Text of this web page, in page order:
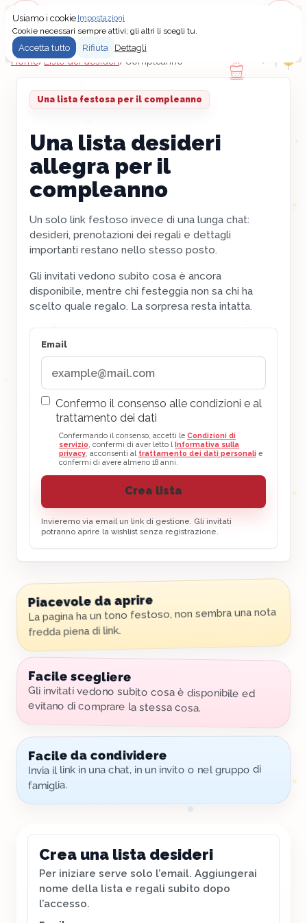
Menu
Home/Liste dei desideri/ Compleanno
Una lista festosa per il compleanno
Una lista desideri
allegra per il
compleanno
Un solo link festoso invece di una lunga chat:
desideri, prenotazioni dei regali e dettagli
importanti restano nello stesso posto.
Gli invitati vedono subito cosa è ancora
disponibile, mentre chi festeggia non sa chi ha
scelto quale regalo. La sorpresa resta intatta.
Email
Confermo il consenso alle condizioni e al
trattamento dei dati
Confermando il consenso, accetti le Condizioni di
servizio , confermi di aver letto l Informativa sulla
privacy , acconsenti al trattamento dei dati personali e
confermi di avere almeno 18 anni.
Crea lista
Invieremo via email un link di gestione. Gli invitati
potranno aprire la wishlist senza registrazione.
Piacevole da aprire
La pagina ha un tono festoso, non sembra una nota
fredda piena di link.
Facile scegliere
Gli invitati vedono subito cosa è disponibile ed
evitano di comprare la stessa cosa.
Facile da condividere
Invia il link in una chat, in un invito o nel gruppo di
famiglia.
Crea una lista desideri
Per iniziare serve solo l’email. Aggiungerai
nome della lista e regali subito dopo
l’accesso.
Usiamo i cookie Impostazioni
Cookie necessari sempre attivi; gli altri li scegli tu.
Accetta tutto Rifiuta Dettagli